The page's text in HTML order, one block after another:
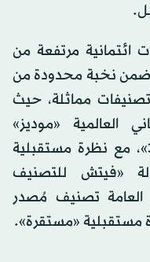
مرتفعة من
ضمن نخبة محدودة من
مماثلة، حيث
العالمية «موديز»
تصنيف الصندوق إلى «إيه إيه 3»، مع نظرة مستقبلية
«فيتش للتصنيف
العامة تصنيف مُصدر
مستقبلية «مستقرة».